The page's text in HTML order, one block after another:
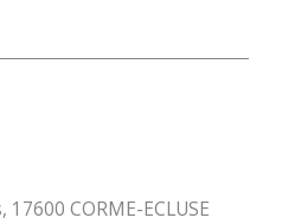
CORME-ECLUSE